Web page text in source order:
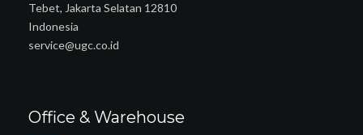
Tebet, Jakarta Selatan 12810
Indonesia
service@ugc.co.id
Office & Warehouse